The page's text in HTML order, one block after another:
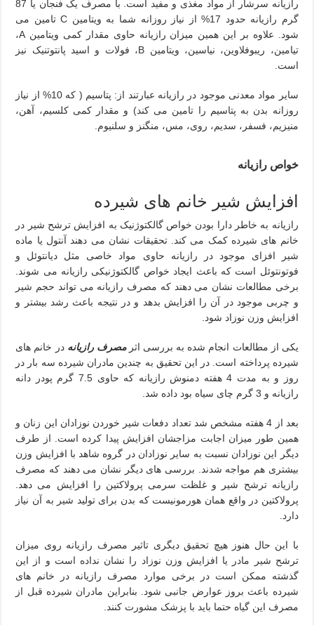
رازیانه سرشار از مواد مغذی و مفید است. با مصرف یک فنجان یا 87
گرم رازیانه حدود 17% از نیاز روزانه شما به ویتامین C تامین می
شود. علاوه بر این همین میزان رازیانه حاوی مقدار کمی ویتامین A،
تیامین، ریبوفلاوین، نیاسین، ویتامین B، فولات و اسید پانتوتنیک نیز
است.
سایر مواد معدنی موجود در رازیانه عبارتند از: پتاسیم ( که 10% از نیاز
روزانه بدن به پتاسیم را تامین می کند) و مقدار کمی کلسیم، آهن،
منیزیم، فسفر، سدیم، روی، مس، منگنز و سلنیوم.
خواص رازیانه
افزایش شیر خانم های شیرده
رازیانه به خاطر دارا بودن خواص گالکتوژنیک به افزایش ترشح شیر در
خانم های شیرده کمک می کند. تحقیقات نشان می دهند آنتول یا ماده
شیر افزای موجود در رازیانه حاوی مواد خاصی مثل دیانتوئل و
فوتونتوئل است که باعث ایجاد خواص گالکتوژنیکی رازیانه می شوند.
برخی مطالعات نشان می دهند که مصرف رازیانه می تواند حجم شیر
و چربی موجود در آن را افزایش بدهد و در نتیجه باعث رشد بیشتر و
افزایش وزن نوزاد شود.
یکی از مطالعات انجام شده به بررسی اثرمصرف رازیانه در خانم های
شیرده پرداخته است. در این تحقیق به چندین مادران شیرده سه بار در
روز و به مدت 4 هفته دمنوش رازیانه که حاوی 7.5 گرم پودر دانه
رازیانه و 3 گرم چای سیاه بود داده شد.
بعد از 4 هفته مشخص شد تعداد دفعات شیر خوردن نوزادان این زنان و
همین طور میزان اجابت مزاجشان افزایش پیدا کرده است. از طرف
دیگر این نوزادان نسبت به سایر نوزادان در گروه شاهد با افزایش وزن
بیشتری هم مواجه شدند. بررسی های دیگر نشان می دهند که مصرف
رازیانه ترشح شیر و غلظت سرمی پرولاکتین را افزایش می دهد.
پرولاکتین در واقع همان هورمونیست که بدن برای تولید شیر به آن نیاز
دارد.
با این حال هنوز هیچ تحقیق دیگری تاثیر مصرف رازیانه روی میزان
ترشح شیر مادر یا افزایش وزن نوزاد را نشان نداده است و از این
گذشته ممکن است در برخی موارد مصرف رازیانه در خانم های
شیرده باعث بروز عوارض جانبی شود. بنابراین مادران شیرده قبل از
مصرف این گیاه حتما باید با پزشک مشورت کنند.